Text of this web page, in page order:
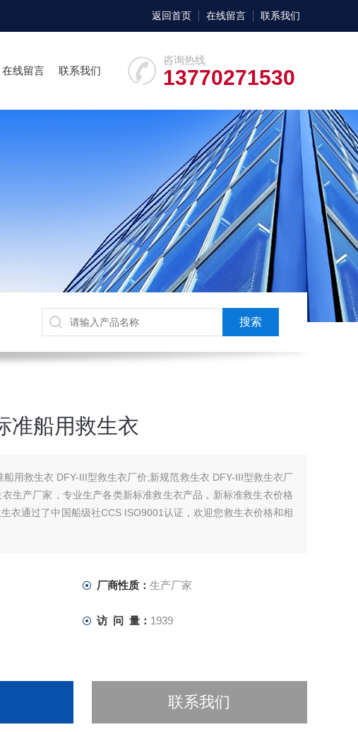
返回首页 在线留言 联系我们
咨询热线
13770271530
在线留言 联系我们
准船用救生衣
船用救生衣 DFY-III型救生衣厂价;新规范救生衣 DFY-III型救生衣厂
生产厂家，专业生产各类新标准救生衣产品，新标准救生衣价格
衣通过了中国船级社CCS ISO9001认证，欢迎您救生衣价格和相
厂商性质： 生产厂家
访 问 量： 1939
联系我们